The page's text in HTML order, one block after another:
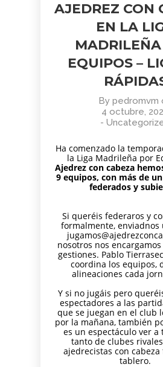
AJEDREZ CON
EN LA
EQUIPOS –
By pedromvm
4 octubre,
-
Ha comenzado la
la Liga Madrileña por
Ajedrez con cabeza
9 equipos, con más de
federados y
Si queréis federaros y
formalmente, enviadnos
nosotros nos
gestiones. Pablo
coordina los equipos,
alineaciones cada
Y si no jugáis pero
espectadores a las
que se juegan en el club
por la mañana, también
es un espectáculo ver a
tanto de clubes
ajedrecistas con
tablero.